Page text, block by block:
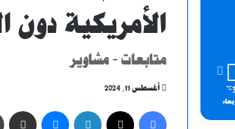
الأمريكية دون
متابعات - مشاوير
أغسطس 11, 2024
فيسبوك لينكدإن ماسنجر
℃